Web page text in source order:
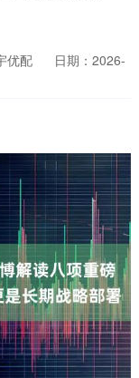
优配
日期：2026-